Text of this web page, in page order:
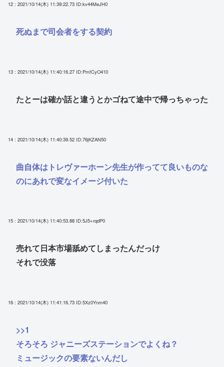
12 : 2021/10/14(木) 11:39:22.73 ID:kv44MeJH0
死ぬまで司会者をする契約
13 : 2021/10/14(木) 11:40:16.27 ID:PmfCyO410
たとーは確か話と違うとかゴねて途中で帰っちゃった
14 : 2021/10/14(木) 11:40:39.52 ID:76jKZAN50
曲自体はトレヴァーホーン先生が作ってて良いものな
のにあれで変なイメージ付いた
15 : 2021/10/14(木) 11:40:53.88 ID:5J5+rqdP0
売れて日本市場舐めてしまったんだっけ
それで没落
16 : 2021/10/14(木) 11:41:16.73 ID:5Xz0Ynm40
>>1
そろそろ ジャニーズステーションでよくね？
ミュージックの要素ないんだし